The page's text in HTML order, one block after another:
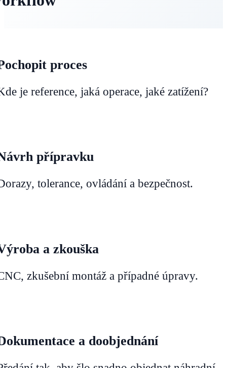
proces
je reference, jaká operace, jaké zatížení?
přípravku
tolerance, ovládání a bezpečnost.
a zkouška
zkušební montáž a případné úpravy.
a doobjednání